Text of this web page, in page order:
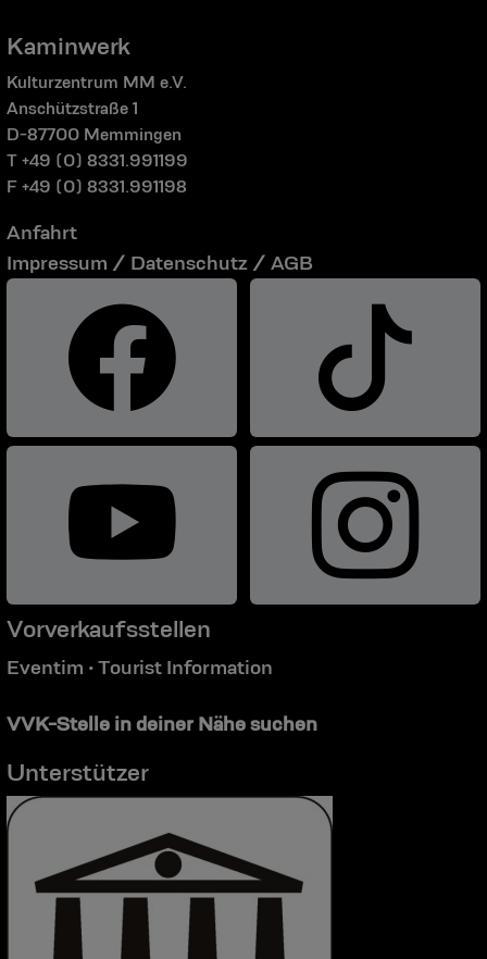
Kaminwerk
Kulturzentrum MM e.V.
Anschützstraße 1
D-87700 Memmingen
T +49 (0) 8331.991199
F +49 (0) 8331.991198
Anfahrt
Impressum / Datenschutz / AGB
Vorverkaufsstellen
Eventim • Tourist Information
VVK-Stelle in deiner Nähe suchen
Unterstützer